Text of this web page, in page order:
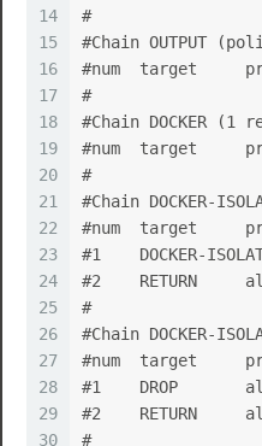
14
15
16
17
18
19
20
21
22
23
24
25
26
27
28
29
30
#
#Chain OUTPUT
#num  target
#
#Chain DOCKER (1
#num  target
#
#Chain DOCKER-
#num  target
#1    DOCKER-
#2    RETURN
#
#Chain DOCKER-
#num  target
#1    DROP
#2    RETURN
#